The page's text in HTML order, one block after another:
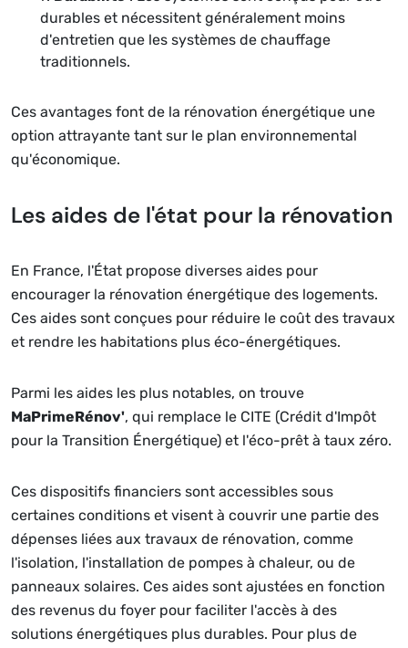
durables et nécessitent généralement moins
d'entretien que les systèmes de chauffage
traditionnels.
Ces avantages font de la rénovation énergétique une
option attrayante tant sur le plan environnemental
qu'économique.
Les aides de l'état pour la rénovation
En France, l'État propose diverses aides pour
encourager la rénovation énergétique des logements.
Ces aides sont conçues pour réduire le coût des travaux
et rendre les habitations plus éco-énergétiques.
Parmi les aides les plus notables, on trouve
MaPrimeRénov', qui remplace le CITE (Crédit d'Impôt
pour la Transition Énergétique) et l'éco-prêt à taux zéro.
Ces dispositifs financiers sont accessibles sous
certaines conditions et visent à couvrir une partie des
dépenses liées aux travaux de rénovation, comme
l'isolation, l'installation de pompes à chaleur, ou de
panneaux solaires. Ces aides sont ajustées en fonction
des revenus du foyer pour faciliter l'accès à des
solutions énergétiques plus durables. Pour plus de